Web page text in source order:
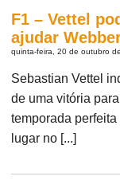
F1 – Vettel
ajudar
quinta-feira, 20 de outubro
Sebastian Vettel
de uma vitória
temporada
lugar no [...]